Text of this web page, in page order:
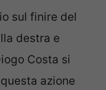
sul finire del
destra e
Costa si
azione